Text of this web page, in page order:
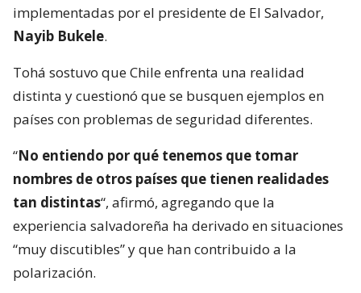
implementadas por el presidente de El Salvador,
Nayib Bukele.
Tohá sostuvo que Chile enfrenta una realidad
distinta y cuestionó que se busquen ejemplos en
países con problemas de seguridad diferentes.
“No entiendo por qué tenemos que tomar
nombres de otros países que tienen realidades
tan distintas“, afirmó, agregando que la
experiencia salvadoreña ha derivado en situaciones
“muy discutibles” y que han contribuido a la
polarización.